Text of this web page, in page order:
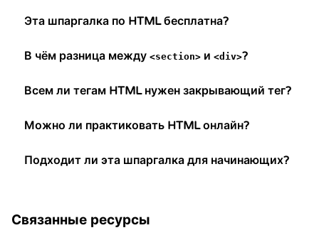
Эта шпаргалка по HTML бесплатна?
В чём разница между <section> и <div>?
Всем ли тегам HTML нужен закрывающий тег?
Можно ли практиковать HTML онлайн?
Подходит ли эта шпаргалка для начинающих?
Связанные ресурсы